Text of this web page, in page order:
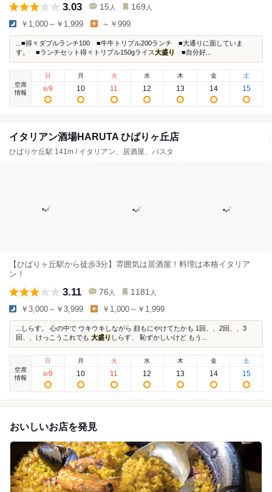
3.03 15 人 169 人
￥1,000～￥1,999 ～￥999
...■得々ダブルランチ100 ■牛牛トリプル200ランチ ■大通りに面していま
す。 ■ランチセット得々トリプル150gライス大盛り ■自分好...
空席
情報
日
8/9
月
10
火
11
水
12
木
13
金
14
土
15
イタリアン酒場HARUTA ひばりヶ丘店
ひばりケ丘駅 141m / イタリアン、居酒屋、パスタ
【ひばりヶ丘駅から徒歩3分】雰囲気は居酒屋！料理は本格イタリア
ン！
3.11 76 人 1181 人
￥3,000～￥3,999 ￥1,000～￥1,999
...しらす。 心の中で ウキウキしながら 顔もにやけてたかも 1回、、2回、、3
回、、けっこうこれでも 大盛り しらす、 恥ずかしいけど もう...
空席
情報
日
8/9
月
10
火
11
水
12
木
13
金
14
土
15
おいしいお店を発見